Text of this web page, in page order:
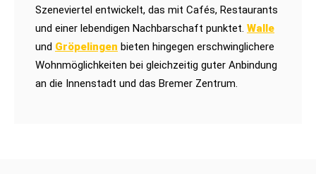
Szeneviertel entwickelt, das mit Cafés, Restaurants
und einer lebendigen Nachbarschaft punktet. Walle
und Gröpelingen bieten hingegen erschwinglichere
Wohnmöglichkeiten bei gleichzeitig guter Anbindung
an die Innenstadt und das Bremer Zentrum.